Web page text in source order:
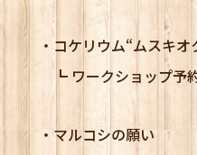
コケリウム“ムスキオ
ワークショップ予
マルコシの願い